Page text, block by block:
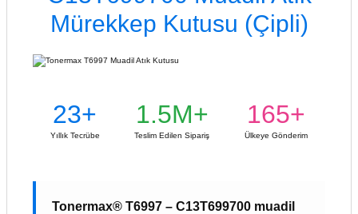
Mürekkep Kutusu (Çipli)
23+
Yıllık Tecrübe
1.5M+
Teslim Edilen Sipariş
165+
Ülkeye Gönderim
Tonermax® T6997 – C13T699700 muadil